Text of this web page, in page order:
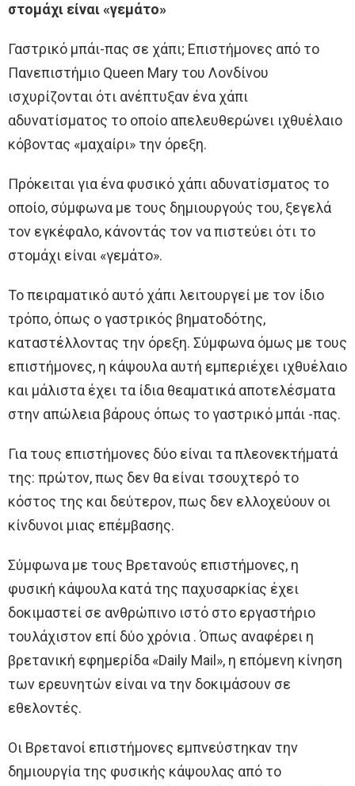
στομάχι είναι «γεμάτο»
Γαστρικό μπάι-πας σε χάπι; Επιστήμονες από το
Πανεπιστήμιο Queen Mary του Λονδίνου
ισχυρίζονται ότι ανέπτυξαν ένα χάπι
αδυνατίσματος το οποίο απελευθερώνει ιχθυέλαιο
κόβοντας «μαχαίρι» την όρεξη.
Πρόκειται για ένα φυσικό χάπι αδυνατίσματος το
οποίο, σύμφωνα με τους δημιουργούς του, ξεγελά
τον εγκέφαλο, κάνοντάς τον να πιστεύει ότι το
στομάχι είναι «γεμάτο».
Το πειραματικό αυτό χάπι λειτουργεί με τον ίδιο
τρόπο, όπως ο γαστρικός βηματοδότης,
καταστέλλοντας την όρεξη. Σύμφωνα όμως με τους
επιστήμονες, η κάψουλα αυτή εμπεριέχει ιχθυέλαιο
και μάλιστα έχει τα ίδια θεαματικά αποτελέσματα
στην απώλεια βάρους όπως το γαστρικό μπάι -πας.
Για τους επιστήμονες δύο είναι τα πλεονεκτήματά
της: πρώτον, πως δεν θα είναι τσουχτερό το
κόστος της και δεύτερον, πως δεν ελλοχεύουν οι
κίνδυνοι μιας επέμβασης.
Σύμφωνα με τους Βρετανούς επιστήμονες, η
φυσική κάψουλα κατά της παχυσαρκίας έχει
δοκιμαστεί σε ανθρώπινο ιστό στο εργαστήριο
τουλάχιστον επί δύο χρόνια . Όπως αναφέρει η
βρετανική εφημερίδα «Daily Mail», η επόμενη κίνηση
των ερευνητών είναι να την δοκιμάσουν σε
εθελοντές.
Οι Βρετανοί επιστήμονες εμπνεύστηκαν την
δημιουργία της φυσικής κάψουλας από το